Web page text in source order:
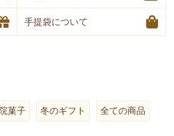
手提袋について
菓子 冬のギフト 全ての商品